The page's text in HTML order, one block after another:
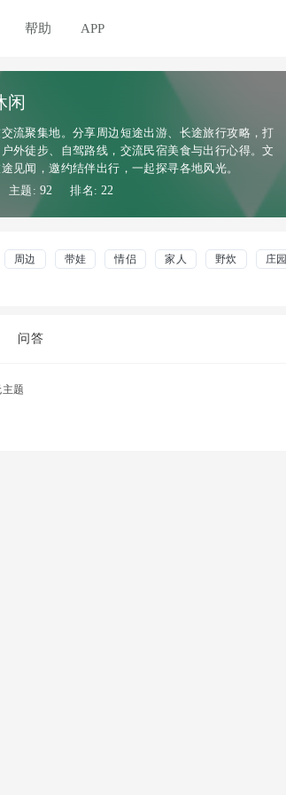
帮助 APP
闲
流聚集地。分享周边短途出游、长途旅行攻略，打
外徒步、自驾路线，交流民宿美食与出行心得。文
见闻，邀约结伴出行，一起探寻各地风光。
主题: 92 排名:22
周边 带娃 情侣 家人 野炊 庄园
问答
题